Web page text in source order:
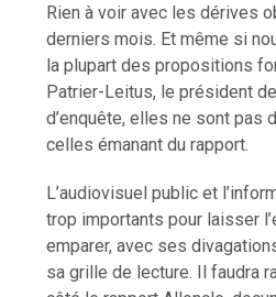
Rien à voir avec les dérives
derniers mois. Et même si
la plupart des propositions
Patrier-Leitus, le président
d’enquête, elles ne sont pas
celles émanant du rapport.
L’audiovisuel public et
trop importants pour laisser
emparer, avec ses
sa grille de lecture. Il faudra